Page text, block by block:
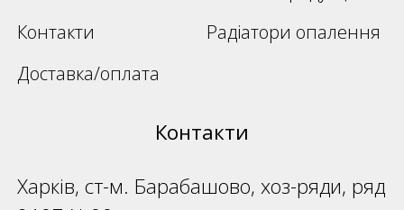
Контакти
Радіатори опалення
Доставка/оплата
Контакти
Харків, ст-м. Барабашово, хоз-ряди, ряд